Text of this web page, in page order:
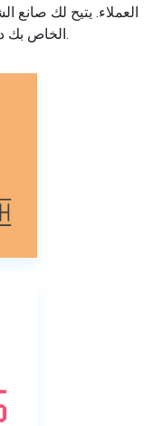
العملاء. يتيح لك صانع
الخاص بك دون اكتساب مهارات التصميم.